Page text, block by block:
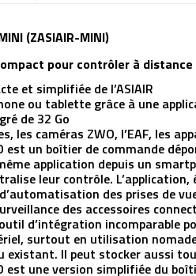
(ZASIAIR-MINI)
pour contrôler à
et simplifiée de l’ASIAIR
ou tablette grâce à une
de 32 Go
les caméras ZWO, l’EAF, les
est un boîtier de commande
application depuis un
leur contrôle.
des prises de
des accessoires
outil d’intégration
surtout en utilisation
existant. Il peut stocker aussi
est une version simplifiée du